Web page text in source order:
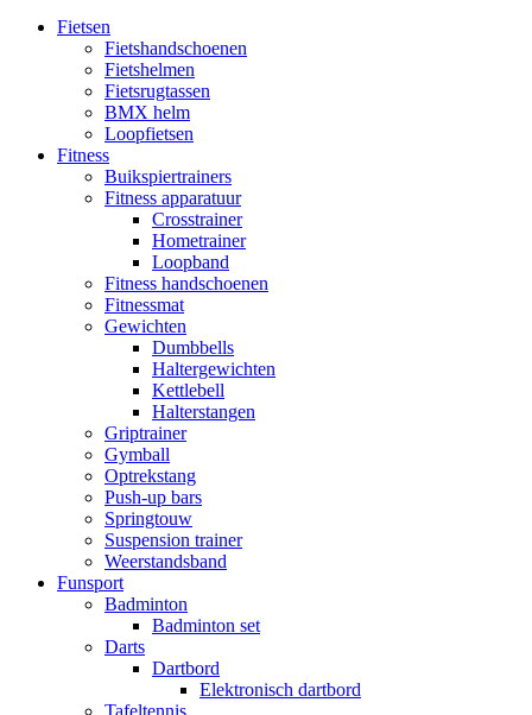
Fietsen
Fietshandschoenen
Fietshelmen
Fietsrugtassen
BMX helm
Loopfietsen
Fitness
Buikspiertrainers
Fitness apparatuur
Crosstrainer
Hometrainer
Loopband
Fitness handschoenen
Fitnessmat
Gewichten
Dumbbells
Haltergewichten
Kettlebell
Halterstangen
Griptrainer
Gymball
Optrekstang
Push-up bars
Springtouw
Suspension trainer
Weerstandsband
Funsport
Badminton
Badminton set
Darts
Dartbord
Elektronisch dartbord
Tafeltennis